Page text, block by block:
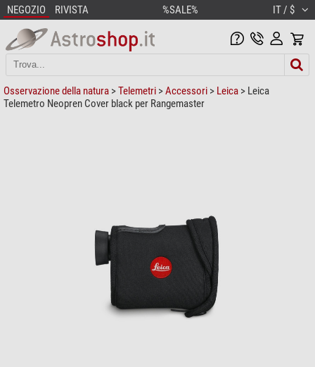
NEGOZIO RIVISTA %SALE% IT / $
Osservazione della natura >Telemetri >Accessori > Leica > Leica
Telemetro Neopren Cover black per Rangemaster